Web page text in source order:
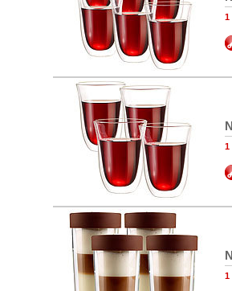
1
1
1